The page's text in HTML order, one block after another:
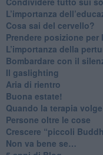
​L’importanza
​Cosa sai del cervello?
Prendere posizione per
L’importanza della
​Bombardare con il
Il gaslighting
Aria di rientro
Buona estate!
​Quando la terapia
​Persone oltre le cose
​Crescere “piccoli
Non va bene se…